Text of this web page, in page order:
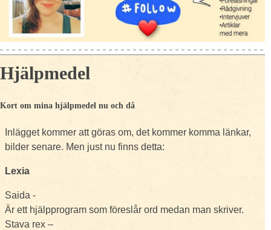
Hjälpmedel
Kort om mina hjälpmedel nu och då
Inlägget kommer att göras om, det kommer komma länkar,
bilder senare. Men just nu finns detta:
Lexia
Saida -
Är ett hjälpprogram som föreslår ord medan man skriver.
Stava rex –